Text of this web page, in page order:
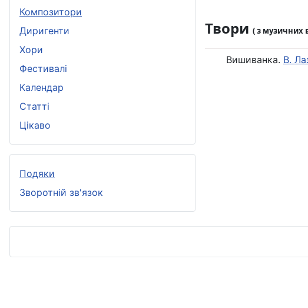
Композитори
Диригенти
Хори
Фестивалі
Календар
Статті
Цікаво
Подяки
Зворотній зв'язок
Твори ( з музичних
Вишиванка. В.